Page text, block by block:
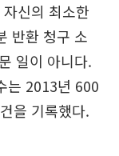
신의 최소한
반환 청구 소
일이 아니다.
는 2013년 600
을 기록했다.